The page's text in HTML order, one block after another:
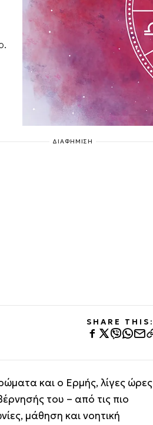
ΔΙΑΦΗΜΙΣΗ
SHARE THIS:
και ο Ερμής, λίγες ώρες
του – από τις πιο
μάθηση και νοητική